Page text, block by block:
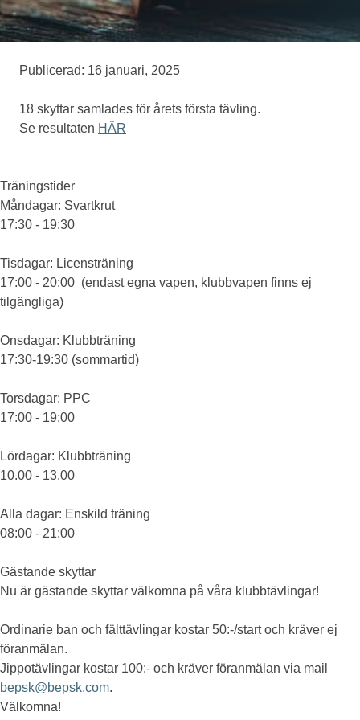
Medlemskap
Publicerad: 16 januari, 2025
18 skyttar samlades för årets första tävling.
Se resultaten HÄR
Träningstider
Måndagar: Svartkrut
17:30 - 19:30
Tisdagar: Licensträning
17:00 - 20:00 (endast egna vapen, klubbvapen finns ej
tilgängliga)
Onsdagar: Klubbträning
17:30-19:30 (sommartid)
Torsdagar: PPC
17:00 - 19:00
Lördagar: Klubbträning
10.00 - 13.00
Alla dagar: Enskild träning
08:00 - 21:00
Gästande skyttar
Nu är gästande skyttar välkomna på våra klubbtävlingar!
Ordinarie ban och fälttävlingar kostar 50:-/start och kräver ej
föranmälan.
Jippotävlingar kostar 100:- och kräver föranmälan via mail
bepsk@bepsk.com.
Välkomna!